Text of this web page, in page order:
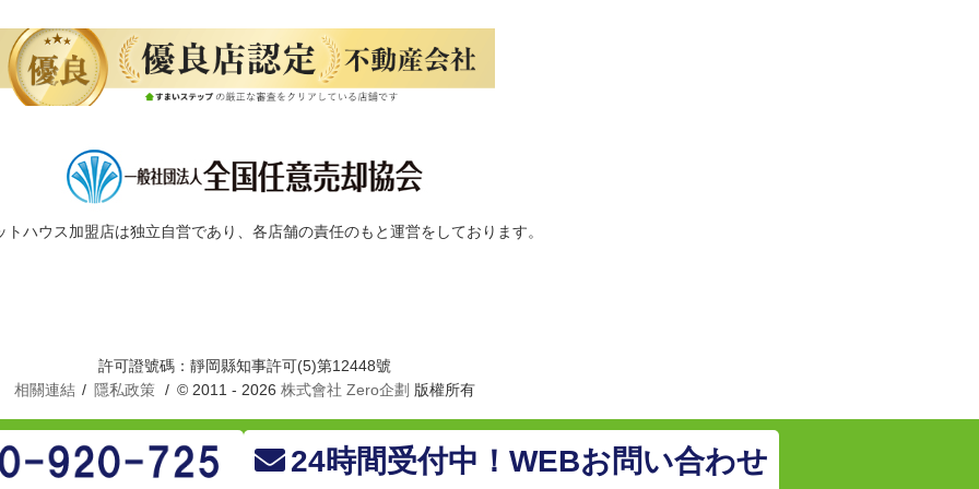
24時間受付中！WEBお問い合わせ
ハウス加盟店は独立自営であり、各店舗の責任のもと運営をしております。
許可證號碼：靜岡縣知事許可(5)第12448號
相關連結
隱私政策 © 2011 - 2026 株式會社 Zero企劃 版權所有